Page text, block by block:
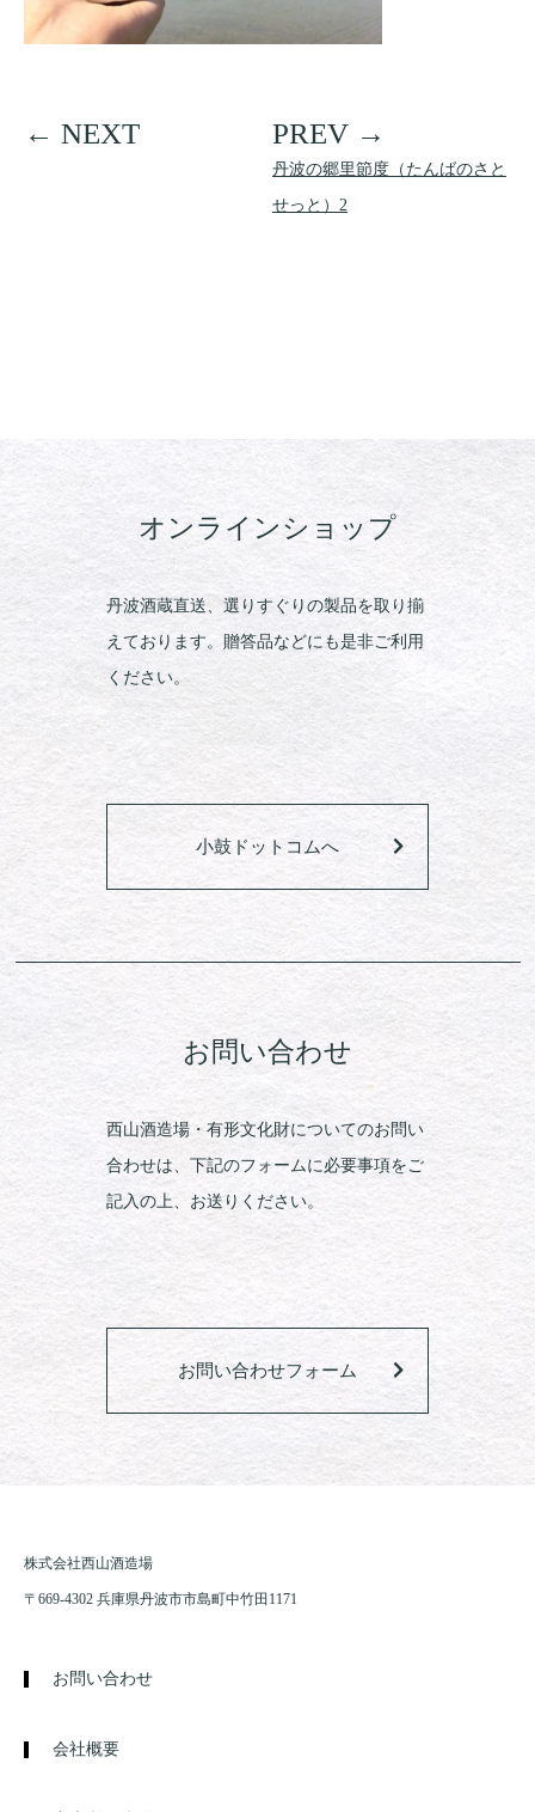
丹波の郷里節度（たんばのさと
せっと）2
オンラインショップ
丹波酒蔵直送、選りすぐりの製品を取り揃
えております。贈答品などにも是非ご利用
ください。
小鼓ドットコムへ
お問い合わせ
西山酒造場・有形文化財についてのお問い
合わせは、下記のフォームに必要事項をご
記入の上、お送りください。
お問い合わせフォーム
株式会社西山酒造場
〒669-4302 兵庫県丹波市市島町中竹田1171
お問い合わせ
会社概要